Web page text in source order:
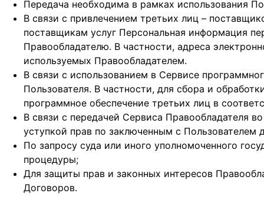
Передача необходима в рамках использования
В связи с привлечением третьих лиц –
поставщикам услуг Персональная информация
Правообладателю. В частности, адреса
используемых Правообладателем.
В связи с использованием в Сервисе
Пользователя. В частности, для сбора и
программное обеспечение третьих лиц в
В связи с передачей Сервиса Правообладателя
уступкой прав по заключенным с Пользователем
По запросу суда или иного уполномоченного
процедуры;
Для защиты прав и законных интересов
Договоров.